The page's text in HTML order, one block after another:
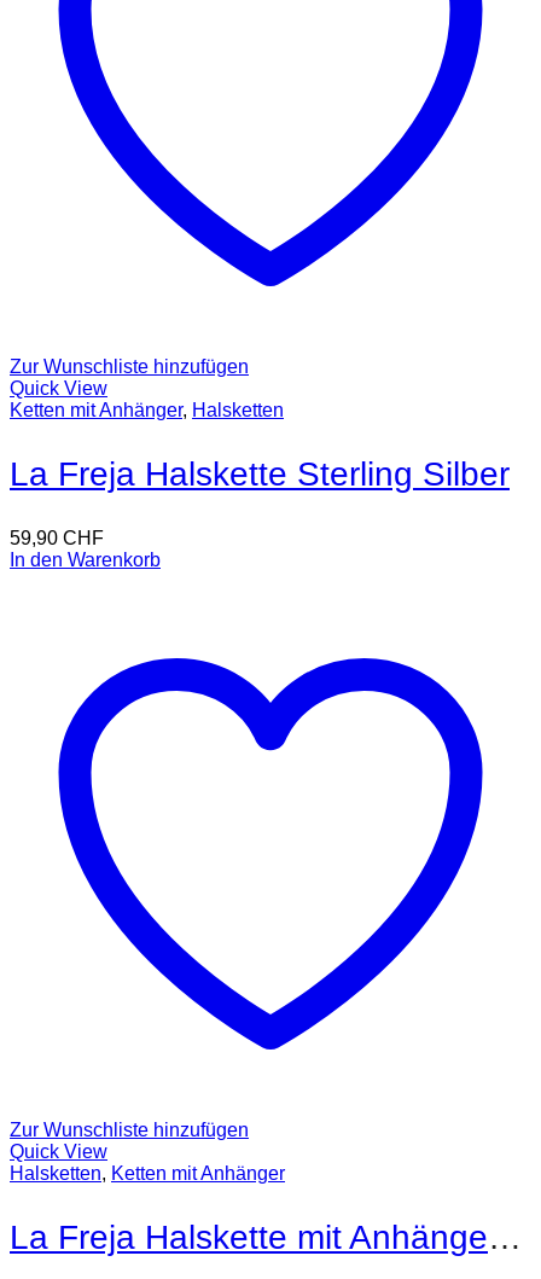
Zur Wunschliste hinzufügen
Quick View
Ketten mit Anhänger, Halsketten
La Freja Halskette Sterling Silber
59,90 CHF
In den Warenkorb
Zur Wunschliste hinzufügen
Quick View
Halsketten, Ketten mit Anhänger
La Freja Halskette mit Anhänger 18kt Gold